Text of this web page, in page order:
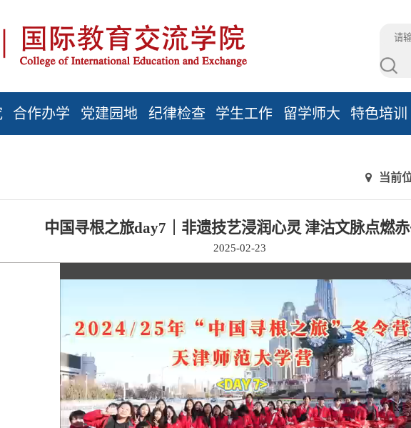
合作办学 党建园地 纪律检查 学生工作 留学师大 特色培训
当前
中国寻根之旅day7｜非遗技艺浸润心灵 津沽文脉点燃
2025-02-23